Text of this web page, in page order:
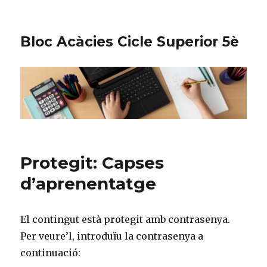
Bloc Acàcies Cicle Superior 5è
Protegit: Capses
d’aprenentatge
El contingut està protegit amb contrasenya.
Per veure’l, introduïu la contrasenya a
continuació: